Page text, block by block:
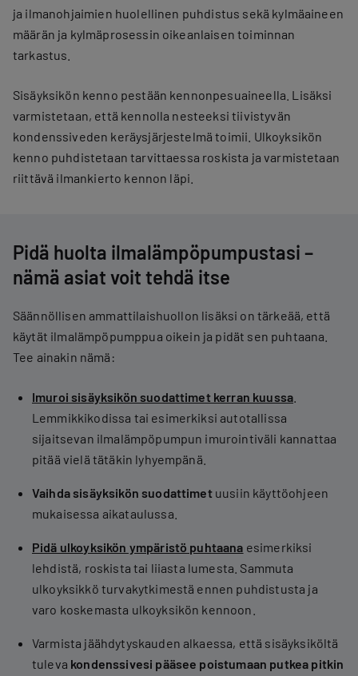
ja ilmanohjaimien huolellinen puhdistus sekä kylmäaineen
määrän ja kylmäprosessin oikeanlaisen toiminnan
tarkastus.
Sisäyksikön kenno pestään kennonpesuaineella. Lisäksi
varmistetaan, että kennolla nesteeksi tiivistyvän
kondenssiveden keräysjärjestelmä toimii. Ulkoyksikön
kenno puhdistetaan tarvittaessa roskista ja varmistetaan
riittävä ilmankierto kennon läpi.
Pidä huolta ilmalämpöpumpustasi –
nämä asiat voit tehdä itse
Säännöllisen ammattilaishuollon lisäksi on tärkeää, että
käytät ilmalämpöpumppua oikein ja pidät sen puhtaana.
Tee ainakin nämä:
Imuroi sisäyksikön suodattimet kerran kuussa
Lemmikkikodissa tai esimerkiksi autotallissa
sijaitsevan ilmalämpöpumpun imurointiväli kannattaa
pitää vielä tätäkin lyhyempänä.
Vaihda sisäyksikön suodattimetuusiin käyttöohjeen
mukaisessa aikataulussa.
Pidä ulkoyksikön ympäristö puhtaana esimerkiksi
lehdistä, roskista tai liiasta lumesta. Sammuta
ulkoyksikkö turvakytkimestä ennen puhdistusta ja
varo koskemasta ulkoyksikön kennoon.
Varmista jäähdytyskauden alkaessa, että sisäyksiköltä
tuleva kondenssivesi pääsee poistumaan putkea pitkin